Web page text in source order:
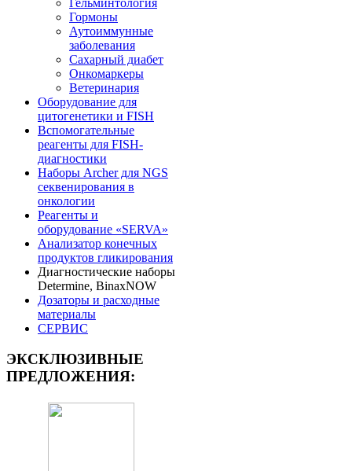
Гельминтология
Гормоны
Аутоиммунные
заболевания
Сахарный диабет
Онкомаркеры
Ветеринария
Оборудование для
цитогенетики и FISH
Вспомогательные
реагенты для FISH-
диагностики
Наборы Archer для NGS
секвенирования в
онкологии
Реагенты и
оборудование «SERVA»
Анализатор конечных
продуктов гликирования
Диагностические наборы
Determine, BinaxNOW
Дозаторы и расходные
материалы
СЕРВИС
ЭКСКЛЮЗИВНЫЕ
ПРЕДЛОЖЕНИЯ: